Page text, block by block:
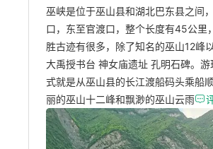
巫峡是位于巫山县和湖北巴东县之间
口，东至官渡口，整个长度有45公里
胜古迹有很多，除了知名的巫山12峰
大禹授书台 神女庙遗址 孔明石碑。
式就是从巫山县的长江渡船码头乘船
丽的巫山十二峰和飘渺的巫山云雨